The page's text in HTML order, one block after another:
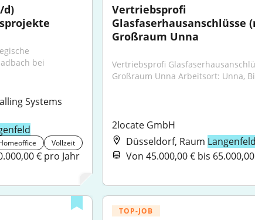
d)
bei
Systems
Vollzeit
€ pro Jahr
Vertriebsprofi
Glasfaserhausanschlüsse
Großraum Unna
Vertriebsprofi
Großraum Unna Arbeitsort: Unna,
2locate GmbH
Düsseldorf, Raum Langenfeld
Von 45.000,00 € bis
TOP-JOB